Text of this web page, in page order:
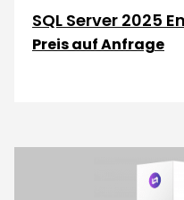
SQL Server 2025
Preis auf Anfrage